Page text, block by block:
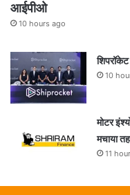
आईपीओ
10 hours ago
10
मोटर
मचाया
11